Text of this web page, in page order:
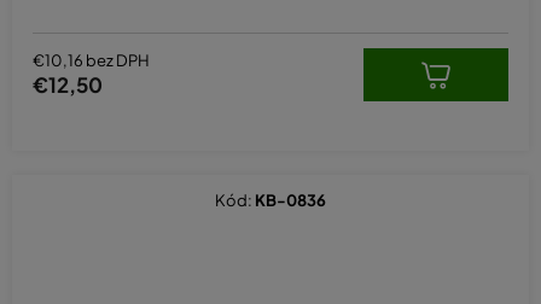
€10,16 bez DPH
€12,50
Kód: KB-0836